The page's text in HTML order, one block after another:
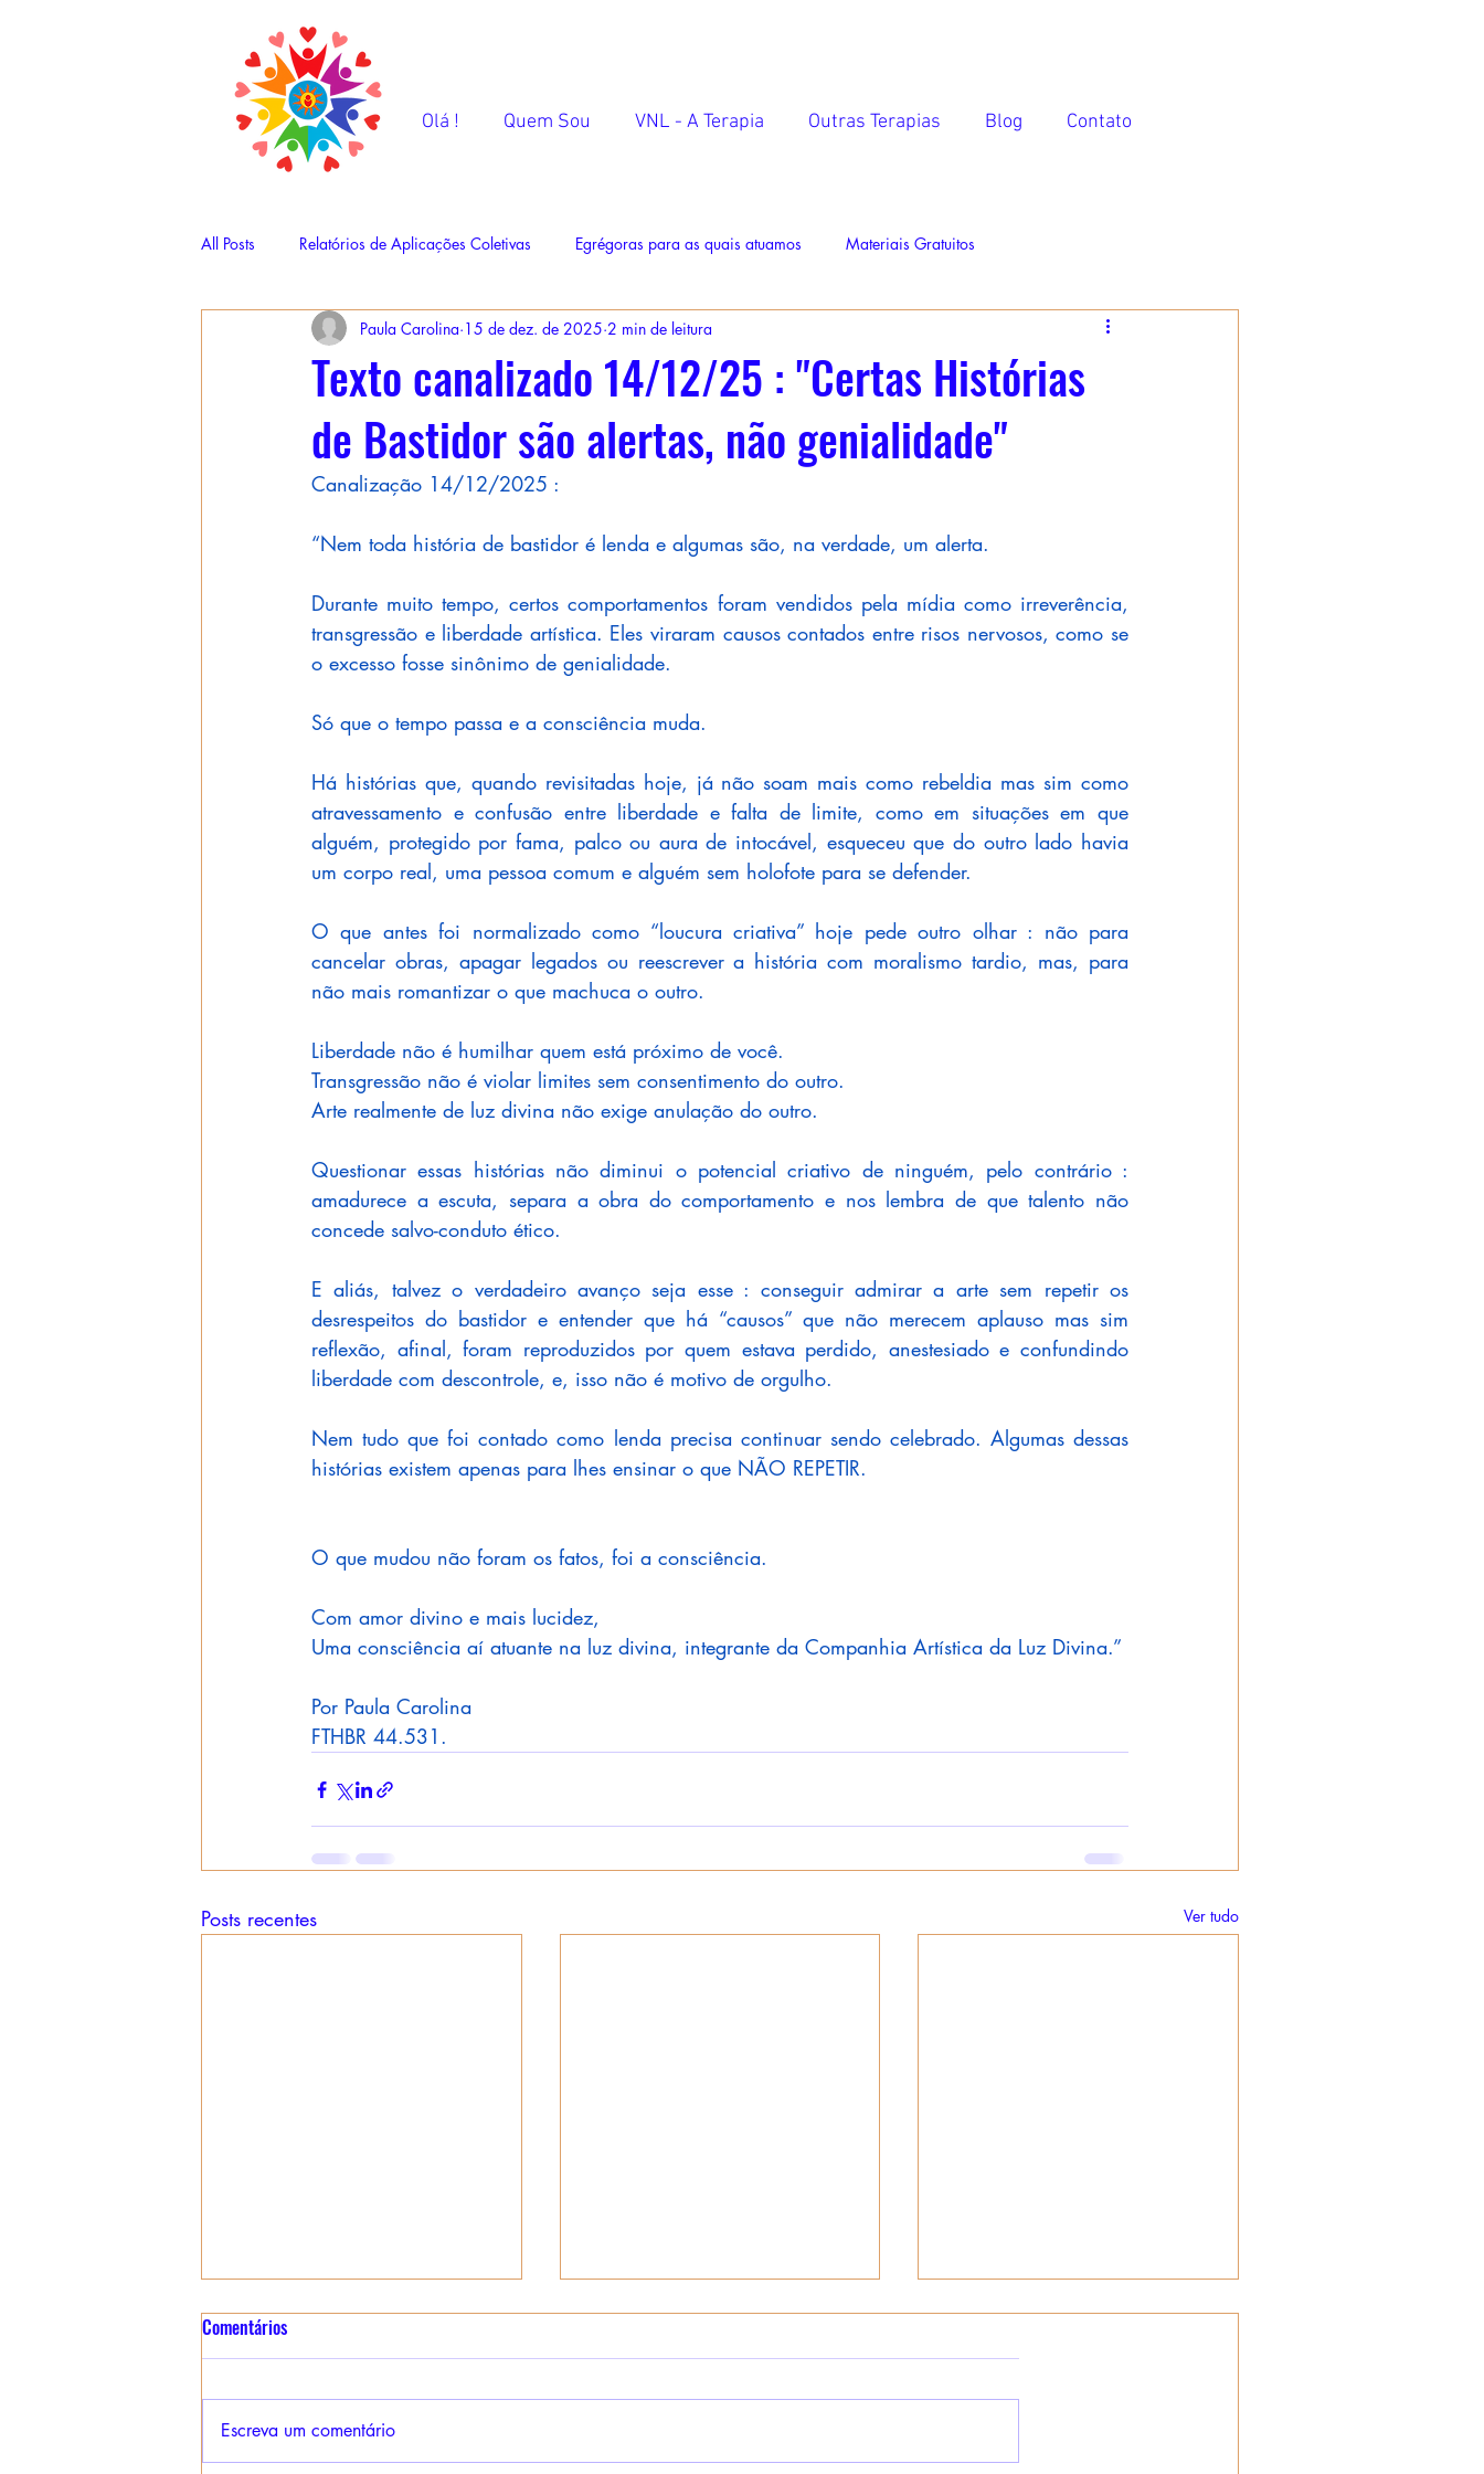
Olá ! Quem Sou VNL - A Terapia Outras Terapias Blog Contato
All Posts Relatórios de Aplicações Coletivas Egrégoras para as quais atuamos Materiais Gratuitos
Texto canalizado 14/12/25 : "Certas Histórias
de Bastidor são alertas, não genialidade"
Paula Carolina 15 de dez. de 2025 2 min de leitura
Canalização 14/12/2025 :
“Nem toda história de bastidor é lenda e algumas são, na verdade, um alerta.
Durante muito tempo, certos comportamentos foram vendidos pela mídia como irreverência,
transgressão e liberdade artística. Eles viraram causos contados entre risos nervosos, como se
o excesso fosse sinônimo de genialidade.
Só que o tempo passa e a consciência muda.
Há histórias que, quando revisitadas hoje, já não soam mais como rebeldia mas sim como
atravessamento e confusão entre liberdade e falta de limite, como em situações em que
alguém, protegido por fama, palco ou aura de intocável, esqueceu que do outro lado havia
um corpo real, uma pessoa comum e alguém sem holofote para se defender.
O que antes foi normalizado como “loucura criativa” hoje pede outro olhar : não para
cancelar obras, apagar legados ou reescrever a história com moralismo tardio, mas, para
não mais romantizar o que machuca o outro.
Liberdade não é humilhar quem está próximo de você.
Transgressão não é violar limites sem consentimento do outro.
Arte realmente de luz divina não exige anulação do outro.
Questionar essas histórias não diminui o potencial criativo de ninguém, pelo contrário :
amadurece a escuta, separa a obra do comportamento e nos lembra de que talento não
concede salvo-conduto ético.
E aliás, talvez o verdadeiro avanço seja esse : conseguir admirar a arte sem repetir os
desrespeitos do bastidor e entender que há “causos” que não merecem aplauso mas sim
reflexão, afinal, foram reproduzidos por quem estava perdido, anestesiado e confundindo
liberdade com descontrole, e, isso não é motivo de orgulho.
Nem tudo que foi contado como lenda precisa continuar sendo celebrado. Algumas dessas
histórias existem apenas para lhes ensinar o que NÃO REPETIR.
O que mudou não foram os fatos, foi a consciência.
Com amor divino e mais lucidez,
Uma consciência aí atuante na luz divina, integrante da Companhia Artística da Luz Divina.”
Por Paula Carolina
FTHBR 44.531.
Posts recentes Ver tudo
Relatório Performático de
Especial - 01/08/2026
RELATÓRIO PERFORMÁTICO :
APLICAÇÃO COLETIVA DO
Comentários
Escreva um comentário